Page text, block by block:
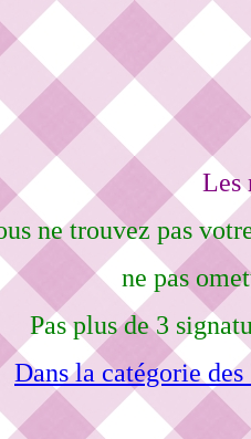
Les
ne trouvez pas
ne pas
Pas plus de 3
Dans la catégorie